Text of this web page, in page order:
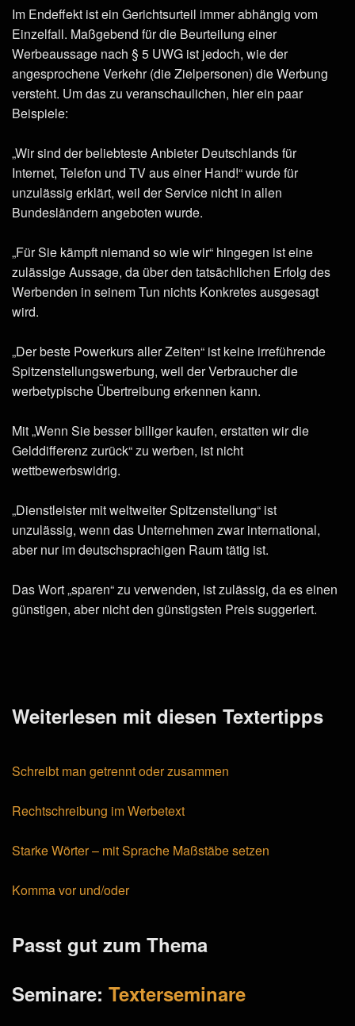
Im Endeffekt ist ein Gerichtsurteil immer abhängig vom
Einzelfall. Maßgebend für die Beurteilung einer
Werbeaussage nach § 5 UWG ist jedoch, wie der
angesprochene Verkehr (die Zielpersonen) die Werbung
versteht. Um das zu veranschaulichen, hier ein paar
Beispiele:
„Wir sind der beliebteste Anbieter Deutschlands für
Internet, Telefon und TV aus einer Hand!“ wurde für
unzulässig erklärt, weil der Service nicht in allen
Bundesländern angeboten wurde.
„Für Sie kämpft niemand so wie wir“ hingegen ist eine
zulässige Aussage, da über den tatsächlichen Erfolg des
Werbenden in seinem Tun nichts Konkretes ausgesagt
wird.
„Der beste Powerkurs aller Zeiten“ ist keine irreführende
Spitzenstellungswerbung, weil der Verbraucher die
werbetypische Übertreibung erkennen kann.
Mit „Wenn Sie besser billiger kaufen, erstatten wir die
Gelddifferenz zurück“ zu werben, ist nicht
wettbewerbswidrig.
„Dienstleister mit weltweiter Spitzenstellung“ ist
unzulässig, wenn das Unternehmen zwar international,
aber nur im deutschsprachigen Raum tätig ist.
Das Wort „sparen“ zu verwenden, ist zulässig, da es einen
günstigen, aber nicht den günstigsten Preis suggeriert.
Weiterlesen mit diesen Textertipps
Schreibt man getrennt oder zusammen
Rechtschreibung im Werbetext
Starke Wörter – mit Sprache Maßstäbe setzen
Komma vor und/oder
Passt gut zum Thema
Seminare: Texterseminare